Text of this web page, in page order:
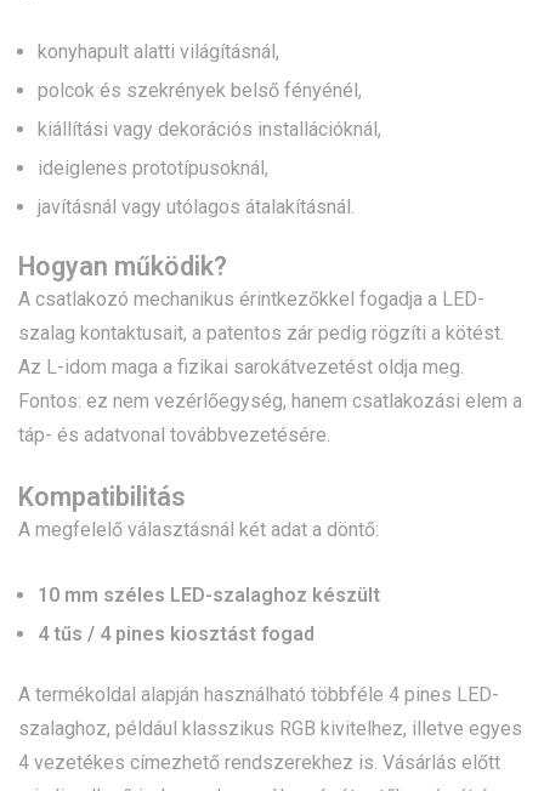
konyhapult alatti világításnál,
polcok és szekrények belső fényénél,
kiállítási vagy dekorációs installációknál,
ideiglenes prototípusoknál,
javításnál vagy utólagos átalakításnál.
Hogyan működik?
A csatlakozó mechanikus érintkezőkkel fogadja a LED-
szalag kontaktusait, a patentos zár pedig rögzíti a kötést.
Az L-idom maga a fizikai sarokátvezetést oldja meg.
Fontos: ez nem vezérlőegység, hanem csatlakozási elem a
táp- és adatvonal továbbvezetésére.
Kompatibilitás
A megfelelő választásnál két adat a döntő:
10 mm széles LED-szalaghoz készült
4 tűs / 4 pines kiosztást fogad
A termékoldal alapján használható többféle 4 pines LED-
szalaghoz, például klasszikus RGB kivitelhez, illetve egyes
4 vezetékes címezhető rendszerekhez is. Vásárlás előtt